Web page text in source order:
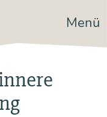
Menü